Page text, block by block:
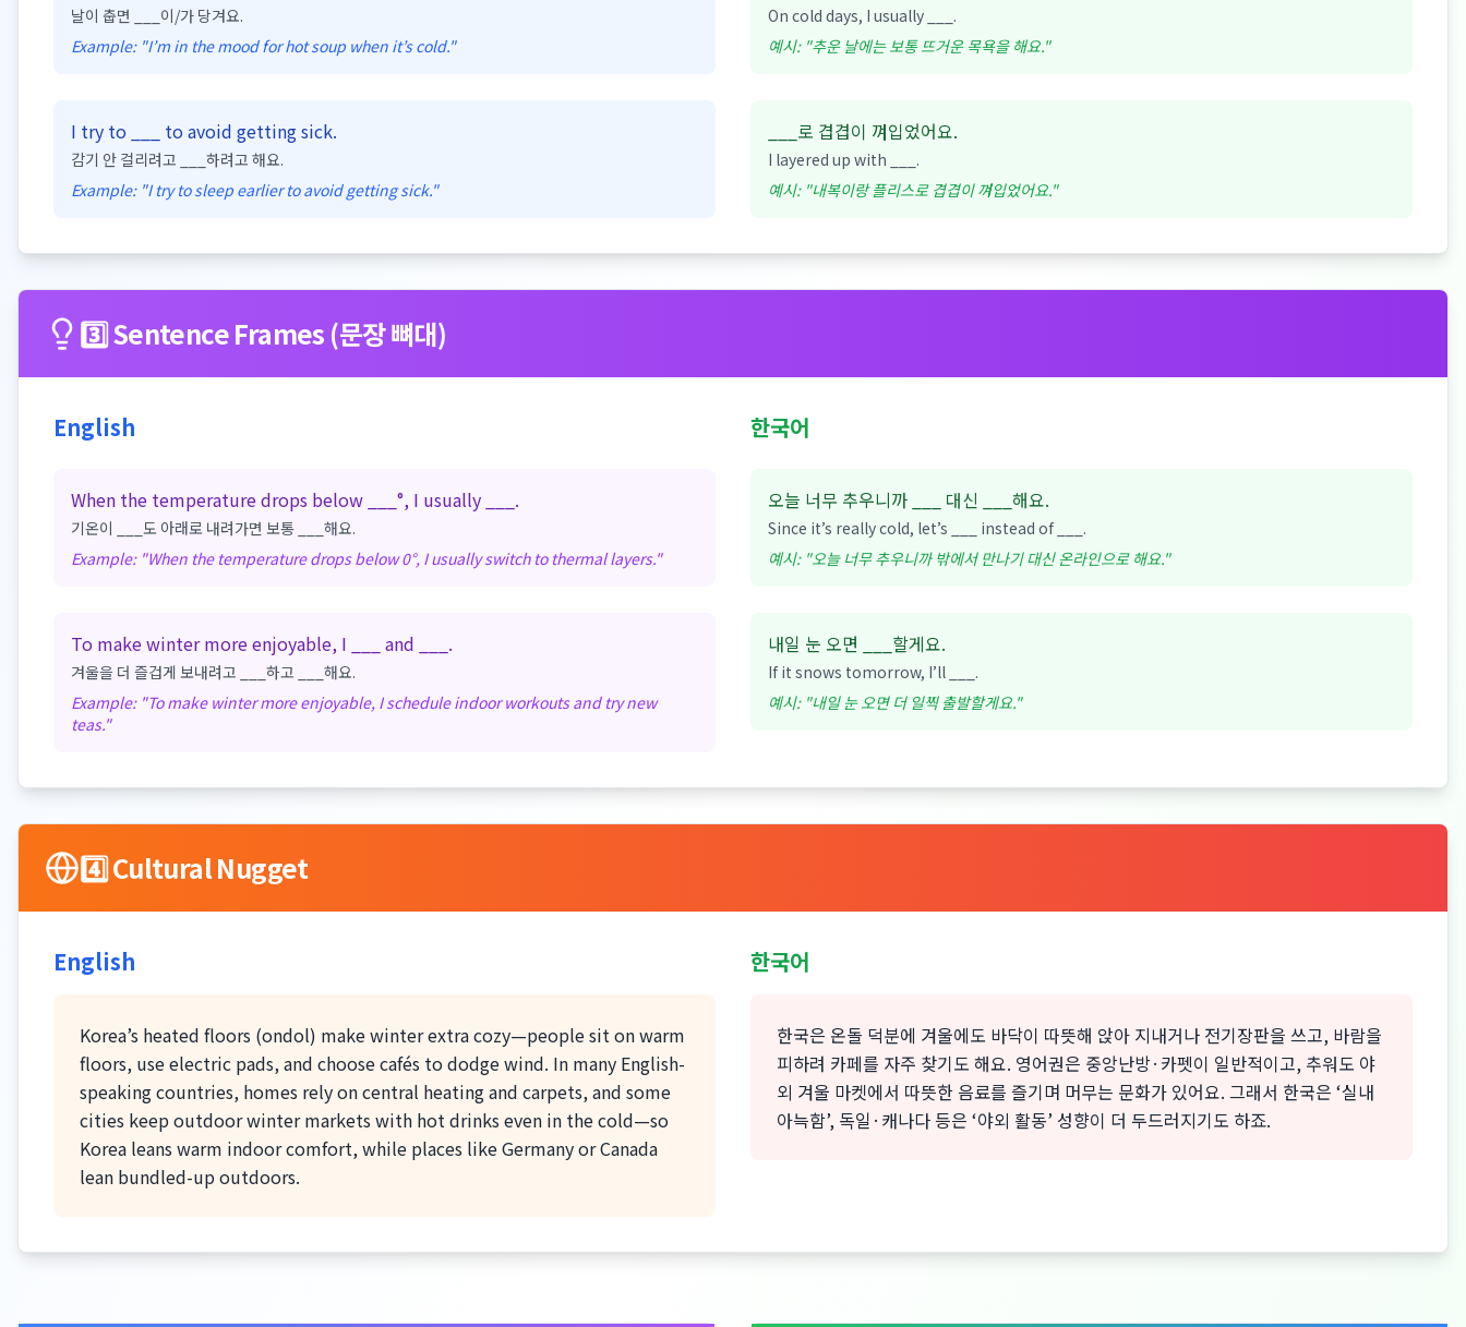
날이 춥면 ___이/가 당겨요.
Example: "I’m in the mood for hot soup when it’s cold."
I try to ___ to avoid getting sick.
감기 안 걸리려고 ___하려고 해요.
Example: "I try to sleep earlier to avoid getting sick."
On cold days, I usually ___.
예시: "추운 날에는 보통 뜨거운 목욕을 해요."
___로 겹겹이 껴입었어요.
I layered up with ___.
예시: "내복이랑 플리스로 겹겹이 껴입었어요."
3️⃣ Sentence Frames (문장 뼈대)
English
When the temperature drops below ___°, I usually ___.
기온이 ___도 아래로 내려가면 보통 ___해요.
Example: "When the temperature drops below 0°, I usually switch to thermal layers."
To make winter more enjoyable, I ___ and ___.
겨울을 더 즐겁게 보내려고 ___하고 ___해요.
Example: "To make winter more enjoyable, I schedule indoor workouts and try new
teas."
한국어
오늘 너무 추우니까 ___ 대신 ___해요.
Since it’s really cold, let’s ___ instead of ___.
예시: "오늘 너무 추우니까 밖에서 만나기 대신 온라인으로 해요."
내일 눈 오면 ___할게요.
If it snows tomorrow, I’ll ___.
예시: "내일 눈 오면 더 일찍 출발할게요."
4️⃣ Cultural Nugget
English
Korea’s heated floors (ondol) make winter extra cozy—people sit on warm
floors, use electric pads, and choose cafés to dodge wind. In many English-
speaking countries, homes rely on central heating and carpets, and some
cities keep outdoor winter markets with hot drinks even in the cold—so
Korea leans warm indoor comfort, while places like Germany or Canada
lean bundled-up outdoors.
한국어
한국은 온돌 덕분에 겨울에도 바닥이 따뜻해 앉아 지내거나 전기장판을 쓰고, 바람을
피하려 카페를 자주 찾기도 해요. 영어권은 중앙난방·카펫이 일반적이고, 추워도 야
외 겨울 마켓에서 따뜻한 음료를 즐기며 머무는 문화가 있어요. 그래서 한국은 ‘실내
아늑함’, 독일·캐나다 등은 ‘야외 활동’ 성향이 더 두드러지기도 하죠.